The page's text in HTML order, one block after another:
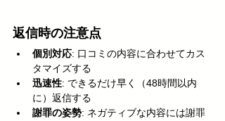
返信時の注意点
個別対応: 口コミの内容に合わせてカス
タマイズする
迅速性: できるだけ早く（48時間以内
に）返信する
謝罪の姿勢: ネガティブな内容には謝罪